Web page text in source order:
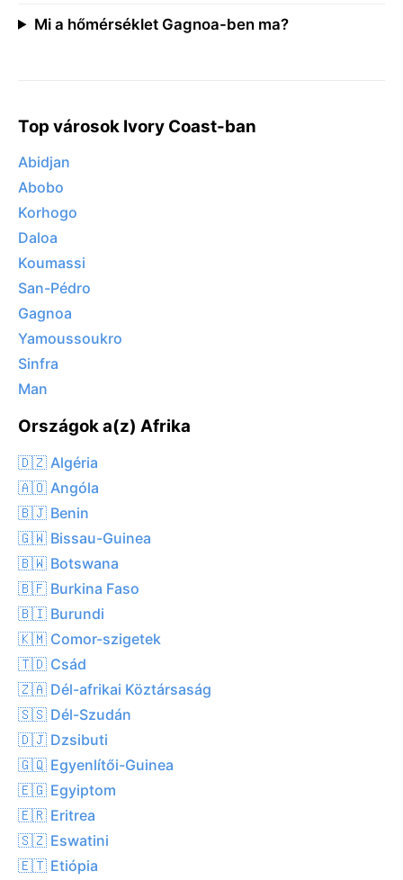
Mi a hőmérséklet Gagnoa-ben ma?
Top városok Ivory Coast-ban
Abidjan
Abobo
Korhogo
Daloa
Koumassi
San-Pédro
Gagnoa
Yamoussoukro
Sinfra
Man
Országok a(z) Afrika
🇩🇿 Algéria
🇦🇴 Angóla
🇧🇯 Benin
🇬🇼 Bissau-Guinea
🇧🇼 Botswana
🇧🇫 Burkina Faso
🇧🇮 Burundi
🇰🇲 Comor-szigetek
🇹🇩 Csád
🇿🇦 Dél-afrikai Köztársaság
🇸🇸 Dél-Szudán
🇩🇯 Dzsibuti
🇬🇶 Egyenlítői-Guinea
🇪🇬 Egyiptom
🇪🇷 Eritrea
🇸🇿 Eswatini
🇪🇹 Etiópia